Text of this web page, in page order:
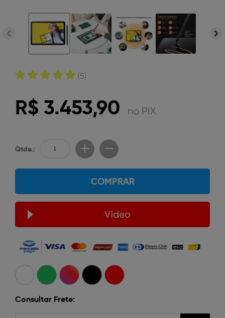
(5)
R$ 3.453,90 no PIX
Qtde.:
COMPRAR
Vídeo
Consultar Frete: